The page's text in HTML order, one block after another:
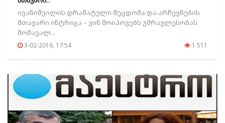
ივანიშვილის დრამატული შეცდომა და არჩევნების
მთავარი ინტრიგა – ვინ მოიპოვებს უმრავლესობას
მომავალ...
3-02-2016, 17:54 1 511